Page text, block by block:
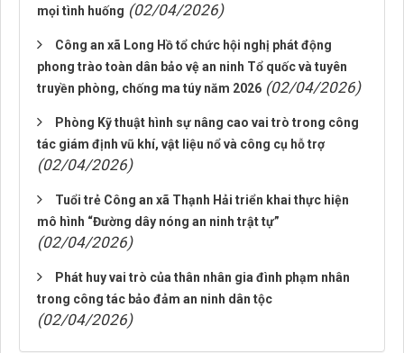
mọi tình huống (02/04/2026)
Công an xã Long Hồ tổ chức hội nghị phát động
phong trào toàn dân bảo vệ an ninh Tổ quốc và tuyên
truyền phòng, chống ma túy năm 2026 (02/04/2026)
Phòng Kỹ thuật hình sự nâng cao vai trò trong công
tác giám định vũ khí, vật liệu nổ và công cụ hỗ trợ
(02/04/2026)
Tuổi trẻ Công an xã Thạnh Hải triển khai thực hiện
mô hình “Đường dây nóng an ninh trật tự”
(02/04/2026)
Phát huy vai trò của thân nhân gia đình phạm nhân
trong công tác bảo đảm an ninh dân tộc
(02/04/2026)